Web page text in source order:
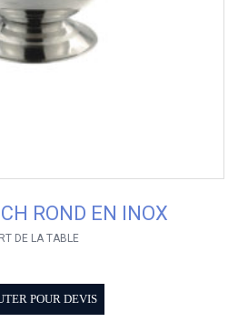
ROND EN INOX
DE LA TABLE
POUR DEVIS